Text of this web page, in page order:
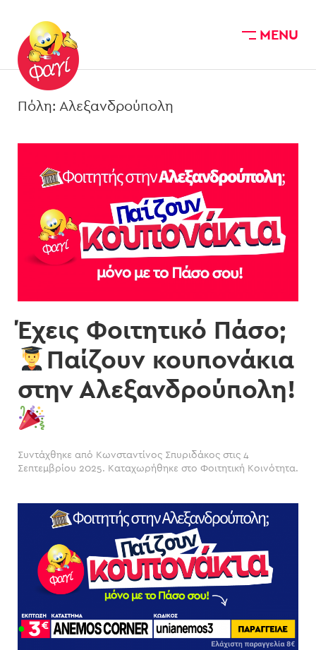
Skip to main content MENU
Πόλη: Αλεξανδρούπολη
Έχεις Φοιτητικό Πάσο;
Παίζουν κουπονάκια
στην Αλεξανδρούπολη!
Συντάχθηκε από Κωνσταντίνος Σπυριδάκος στις 4
Σεπτεμβρίου 2025. Καταχωρήθηκε στο Φοιτητική Κοινότητα.